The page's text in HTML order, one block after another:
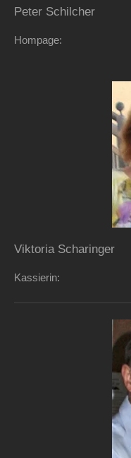
Peter Schilcher
Hompage:
Viktoria Scharinger
Kassierin: